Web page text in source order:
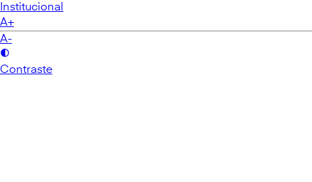
Institucional
A+
A-
Contraste